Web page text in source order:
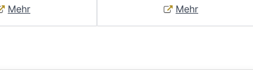
Mehr Mehr